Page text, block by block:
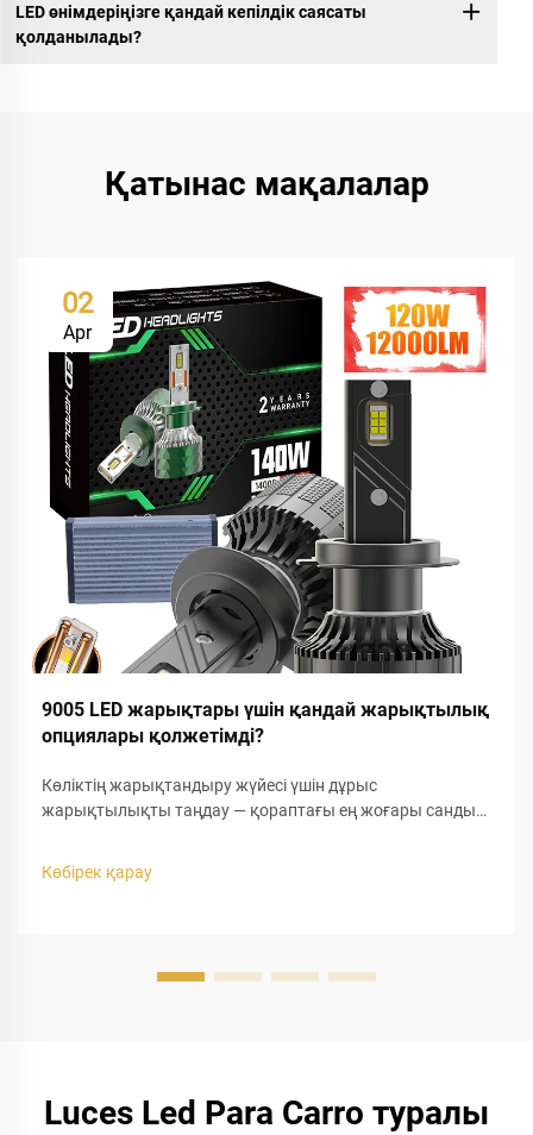
LED өнімдеріңізге қандай кепілдік саясаты
қолданылады?
Қатынас мақалалар
02
Apr
9005 LED жарықтары үшін қандай жарықтылық
опциялары қолжетімді?
Көліктің жарықтандыру жүйесі үшін дұрыс
жарықтылықты таңдау — қораптағы ең жоғары санды
жарықтандыру саласындағы мамандар ретінде біз жол
қауіпсіздігі мен көріністің тепе-теңдігін қалай сақтау
Көбірек қарау
Luces Led Para Carro туралы